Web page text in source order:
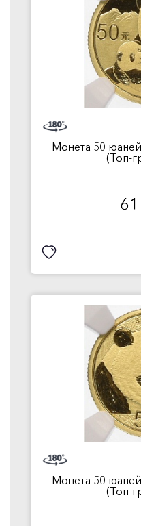
Монета 50
(Топ-
Монета 50
(Топ-